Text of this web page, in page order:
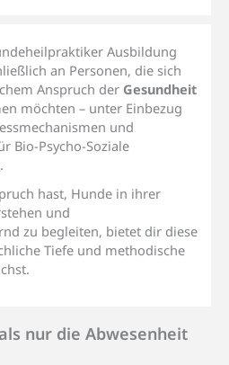
Ausbildung
an Personen, die sich
Anspruch der Gesundheit
möchten – unter Einbezug
und
Bio-Psycho-Soziale
hast, Hunde in ihrer
und
zu begleiten, bietet dir diese
Tiefe und methodische
als nur die Abwesenheit